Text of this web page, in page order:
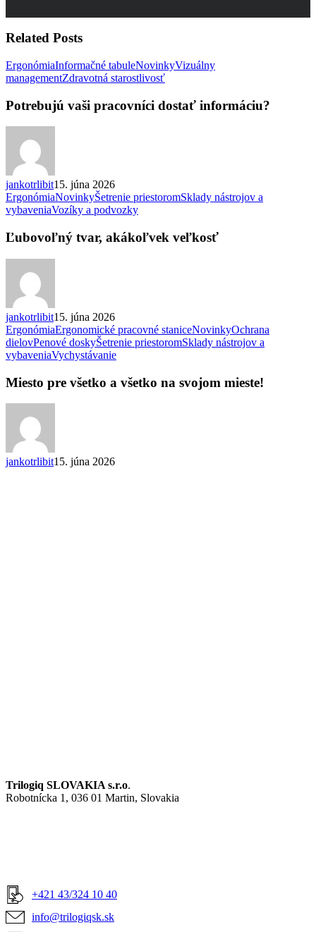
Related Posts
ErgonómiaInformačné tabuleNovinkyVizuálny
managementZdravotná starostlivosťPotrebujú
pracovníci
Potrebujú vaši pracovníci dostať informáciu?
jankotrlibit15. júna 2026
ErgonómiaNovinkyŠetrenie priestoromSklady nástrojov a
vybaveniaVozíky a podvozkyĽubovoľný
akákoľvek
Ľubovoľný tvar, akákoľvek veľkosť
jankotrlibit15. júna 2026
ErgonómiaErgonomické pracovné staniceNovinkyOchrana
dielovPenové doskyŠetrenie priestoromSklady nástrojov a
vybaveniaVychystávanieMiesto
všetko
Miesto pre všetko a všetko na svojom mieste!
jankotrlibit15. júna 2026
Trilogiq SLOVAKIA s.r.o.
Robotnícka 1, 036 01 Martin, Slovakia
+421 43/324 10 40
info@trilogiqsk.sk